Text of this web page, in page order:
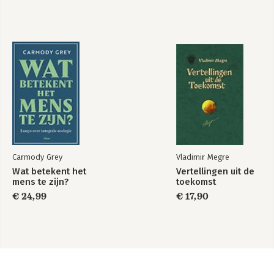
Carmody Grey
Wat betekent het
mens te zijn?
€ 24,99
Vladimir Megre
Vertellingen uit de
toekomst
€ 17,90